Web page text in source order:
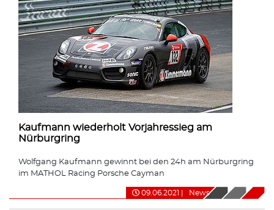
Kaufmann wiederholt Vorjahressieg am
Nürburgring
Wolfgang Kaufmann gewinnt bei den 24h am Nürburgring
im MATHOL Racing Porsche Cayman
09.06.2021 News